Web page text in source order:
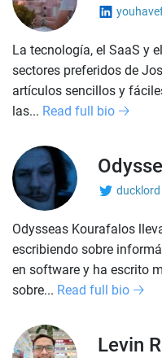
La tecnología, el SaaS y
sectores preferidos de
artículos sencillos y
las... Read full bio
ducklord
Odysseas Kourafalos
escribiendo sobre
en software y ha escrito
sobre... Read full bio
Levin